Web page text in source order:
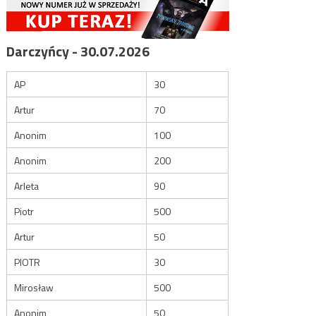
Darczyńcy - 30.07.2026
AP
30
Artur
70
Anonim
100
Anonim
200
Arleta
90
Piotr
500
Artur
50
PIOTR
30
Mirosław
500
Anonim
50